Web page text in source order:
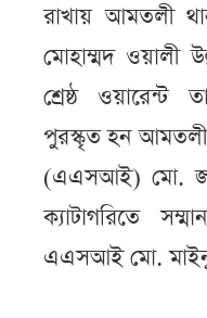
রাখায় আমতলী
মোহাম্মদ ওয়ালী
শ্রেষ্ঠ ওয়ারেন্ট
পুরস্কৃত হন আমতলী
(এএসআই) মো.
ক্যাটাগরিতে
এএসআই মো.